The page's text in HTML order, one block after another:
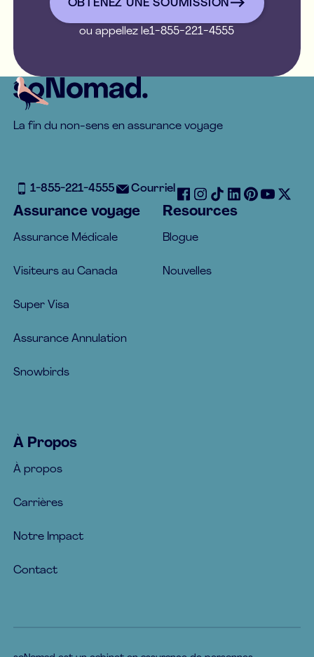
OBTENEZ UNE
OBTENEZ UNE SOUMISSION
ou appellez le1-855-221-4555
Footer
La fin du non-sens en assurance voyage
1-855-221-4555 Courriel
Assurance voyage
Assurance Médicale
Visiteurs au Canada
Super Visa
Assurance Annulation
Snowbirds
Resources
Blogue
Nouvelles
À Propos
À propos
Carrières
Notre Impact
Contact